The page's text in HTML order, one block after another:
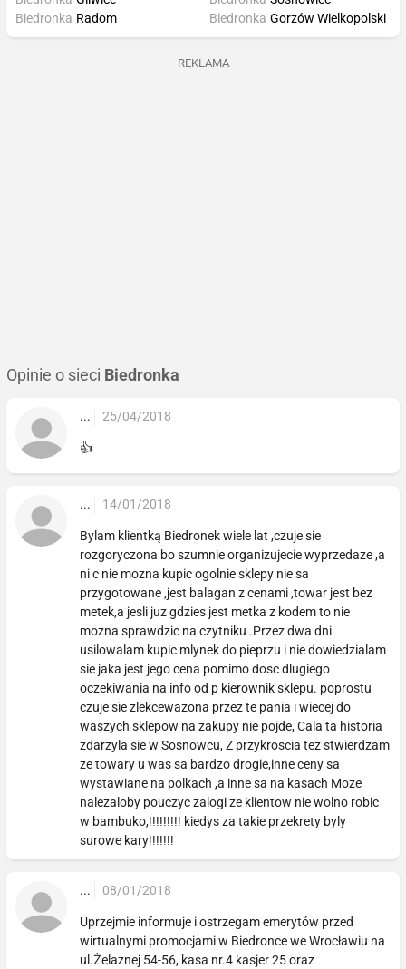
Biedronka Radom
Biedronka Gorzów Wielkopolski
REKLAMA
Opinie o sieci Biedronka
... 25/04/2018
👍
... 14/01/2018
Bylam klientką Biedronek wiele lat ,czuje sie
rozgoryczona bo szumnie organizujecie wyprzedaze ,a
ni c nie mozna kupic ogolnie sklepy nie sa
przygotowane ,jest balagan z cenami ,towar jest bez
metek,a jesli juz gdzies jest metka z kodem to nie
mozna sprawdzic na czytniku .Przez dwa dni
usilowalam kupic mlynek do pieprzu i nie dowiedzialam
sie jaka jest jego cena pomimo dosc dlugiego
oczekiwania na info od p kierownik sklepu. poprostu
czuje sie zlekcewazona przez te pania i wiecej do
waszych sklepow na zakupy nie pojde, Cala ta historia
zdarzyla sie w Sosnowcu, Z przykroscia tez stwierdzam
ze towary u was sa bardzo drogie,inne ceny sa
wystawiane na polkach ,a inne sa na kasach Moze
nalezaloby pouczyc zalogi ze klientow nie wolno robic
w bambuko,!!!!!!!!! kiedys za takie przekrety byly
surowe kary!!!!!!!
... 08/01/2018
Uprzejmie informuje i ostrzegam emerytów przed
wirtualnymi promocjami w Biedronce we Wrocławiu na
ul.Żelaznej 54-56, kasa nr.4 kasjer 25 oraz